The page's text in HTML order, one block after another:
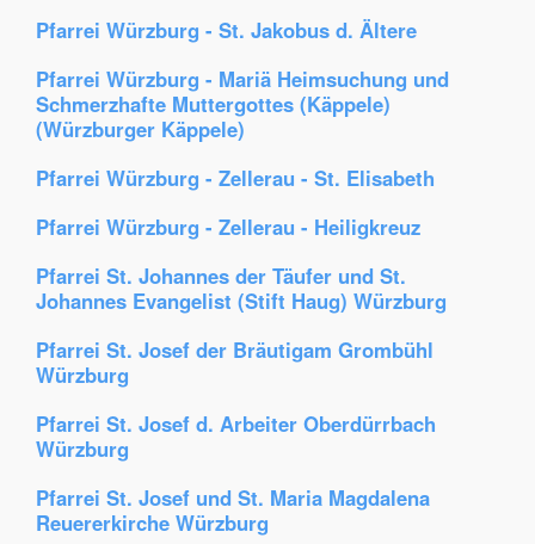
Pfarrei Würzburg - St. Jakobus d. Ältere
Pfarrei Würzburg - Mariä Heimsuchung und
Schmerzhafte Muttergottes (Käppele)
(Würzburger Käppele)
Pfarrei Würzburg - Zellerau - St. Elisabeth
Pfarrei Würzburg - Zellerau - Heiligkreuz
Pfarrei St. Johannes der Täufer und St.
Johannes Evangelist (Stift Haug) Würzburg
Pfarrei St. Josef der Bräutigam Grombühl
Würzburg
Pfarrei St. Josef d. Arbeiter Oberdürrbach
Würzburg
Pfarrei St. Josef und St. Maria Magdalena
Reuererkirche Würzburg